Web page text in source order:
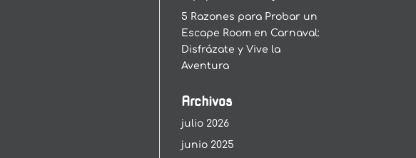
5 Razones para Probar un
Escape Room en Carnaval:
Disfrázate y Vive la
Aventura
Archivos
julio 2026
junio 2025